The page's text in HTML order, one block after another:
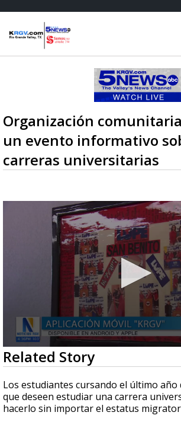
Organización
un evento informativo
carreras universitarias
0
seconds
of
53
seconds
Related Story
Los estudiantes cursando el último
que deseen estudiar una carrera
hacerlo sin importar el estatus